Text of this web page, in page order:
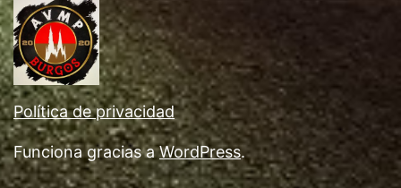
Política de privacidad
Funciona gracias aWordPress.